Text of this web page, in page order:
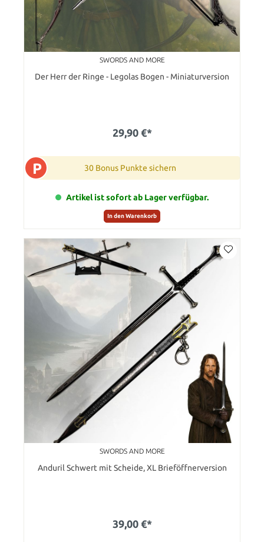
SWORDS AND MORE
Der Herr der Ringe - Legolas Bogen - Miniaturversion
29,90 €*
P 30 Bonus Punkte sichern
Artikel ist sofort ab Lager verfügbar.
In den Warenkorb
SWORDS AND MORE
Anduril Schwert mit Scheide, XL Brieföffnerversion
39,00 €*